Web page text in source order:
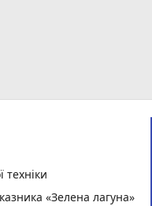
«Зелена лагуна»